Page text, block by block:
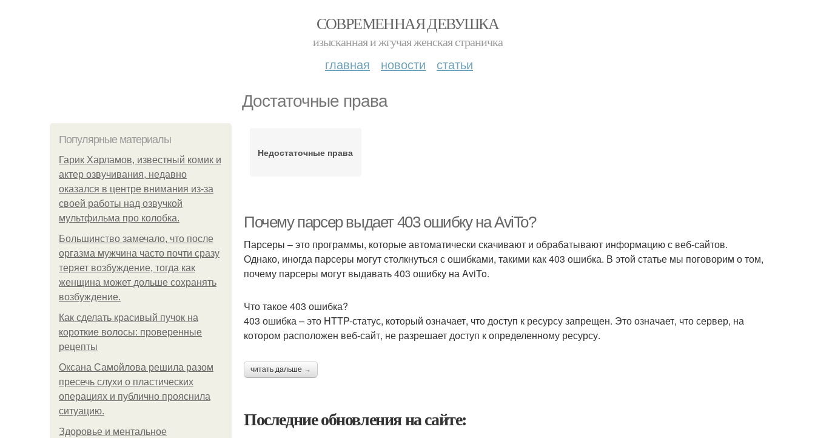
СОВРЕМЕННАЯ ДЕВУШКА
изысканная и жгучая женская страничка
главная новости статьи
Достаточные права
Популярные материалы
Гарик Харламов, известный комик и
актер озвучивания, недавно
оказался в центре внимания из-за
своей работы над озвучкой
мультфильма про колобка.
Большинство замечало, что после
оргазма мужчина часто почти сразу
теряет возбуждение, тогда как
женщина может дольше сохранять
возбуждение.
Как сделать красивый пучок на
короткие волосы: проверенные
рецепты
Оксана Самойлова решила разом
пресечь слухи о пластических
операциях и публично прояснила
ситуацию.
Здоровье и ментальное
Недостаточные права
Почему парсер выдает 403 ошибку на AviTo?
Парсеры – это программы, которые автоматически скачивают и обрабатывают информацию с веб-сайтов.
Однако, иногда парсеры могут столкнуться с ошибками, такими как 403 ошибка. В этой статье мы поговорим о том,
почему парсеры могут выдавать 403 ошибку на AviTo.
Что такое 403 ошибка?
403 ошибка – это HTTP-статус, который означает, что доступ к ресурсу запрещен. Это означает, что сервер, на
котором расположен веб-сайт, не разрешает доступ к определенному ресурсу.
читать дальше →
Последние обновления на сайте: